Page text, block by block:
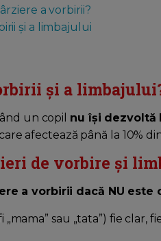
a vorbirii?
și a limbajului
și a
un copil nu își dezvoltă
afectează până la 10%
de vorbire și
a vorbirii dacă NU
sau „tata”) fie clar,